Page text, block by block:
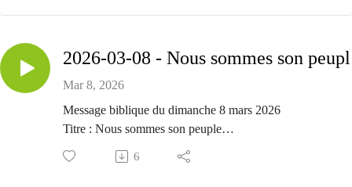
Mar 8, 2026
Message biblique du dimanche 8 mars 2026
Titre : Nous sommes son peuple
Passage biblique : Psaumes 100.3-5
Prédicateur : Alexandre Marquis
6